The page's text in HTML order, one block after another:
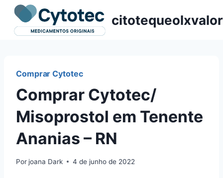
Pular
para
citotequeolxvalor
Comprar Cytotec
Comprar Cytotec/
Misoprostol em Tenente
Ananias – RN
Por joana Dark 4 de junho de 2022